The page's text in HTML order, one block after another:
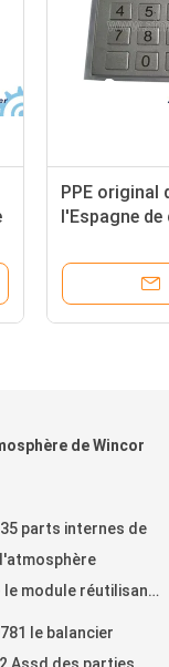
Parties de la
clavier EPP
de Wincor
parts internes de
le module réutilisant
le balancier